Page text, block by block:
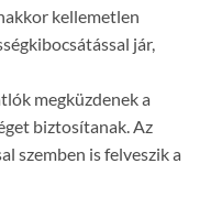
kellemetlen
jár,
megküzdenek a
biztosítanak. Az
szemben is felveszik a